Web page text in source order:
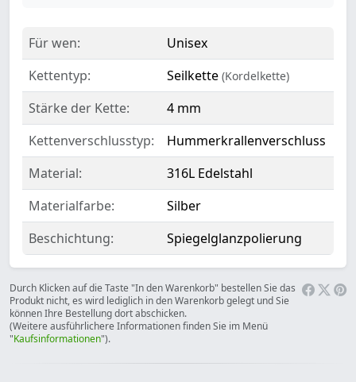
Für wen:
Unisex
Kettentyp:
Seilkette (Kordelkette)
Stärke der Kette:
4 mm
Kettenverschlusstyp:
Hummerkrallenverschluss
Material:
316L Edelstahl
Materialfarbe:
Silber
Beschichtung:
Spiegelglanzpolierung
Durch Klicken auf die Taste "In den Warenkorb" bestellen Sie das
Produkt nicht, es wird lediglich in den Warenkorb gelegt und Sie
können Ihre Bestellung dort abschicken.
(Weitere ausführlichere Informationen finden Sie im Menü
"Kaufsinformationen").